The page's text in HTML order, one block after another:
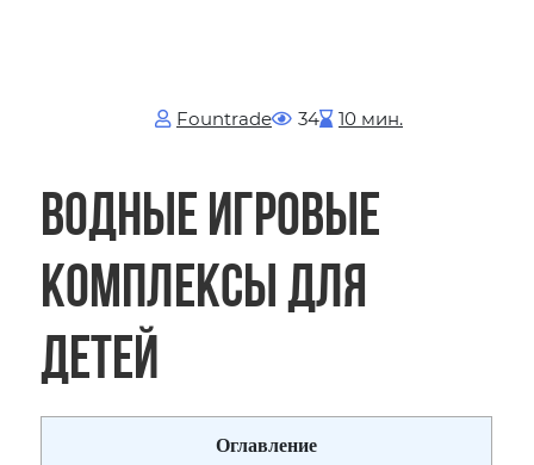
Fоuntrade 34 10 мин.
Водные игровые
комплексы для
детей
Оглавление